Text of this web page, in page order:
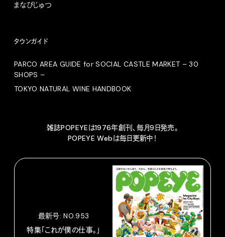
まなびじゅつ
タウンガイド
PARCO AREA GUIDE for SOCIAL CASTLE MARKET – 30
SHOPS –
TOKYO NATURAL WINE HANDBOOK
雑誌POPEYEは1976年創刊、毎月9日発売。
POPEYE Webは毎日更新中！
最新号: NO.953
特集「これが僕の仕事。」